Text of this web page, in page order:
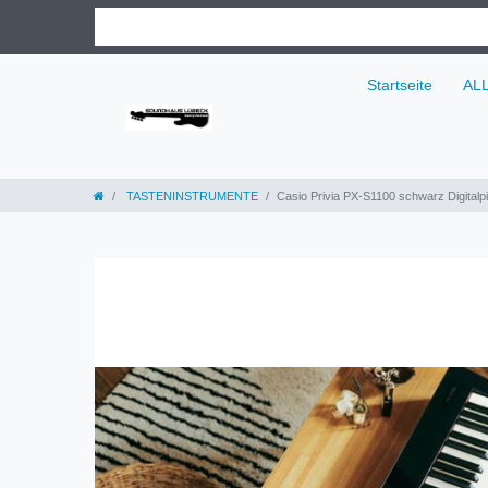
Startseite
TASTENINSTRUMENTE Casio Privia PX-S1100 schwarz